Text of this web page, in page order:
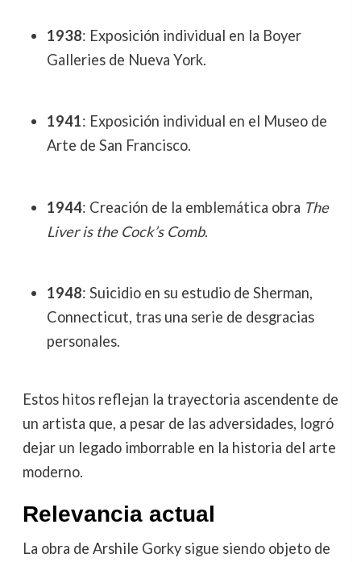
1938: Exposición individual en la Boyer
Galleries de Nueva York.
1941: Exposición individual en el Museo de
Arte de San Francisco.
1944: Creación de la emblemática obra The
Liver is the Cock’s Comb.
1948: Suicidio en su estudio de Sherman,
Connecticut, tras una serie de desgracias
personales.
Estos hitos reflejan la trayectoria ascendente de
un artista que, a pesar de las adversidades, logró
dejar un legado imborrable en la historia del arte
moderno.
Relevancia actual
La obra de Arshile Gorky sigue siendo objeto de